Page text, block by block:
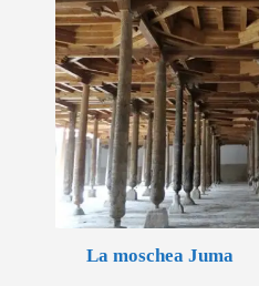
La moschea Juma